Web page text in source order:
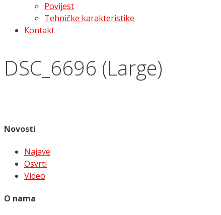
Povijest
Tehničke karakteristike
Kontakt
DSC_6696 (Large)
Novosti
Najave
Osvrti
Video
O nama